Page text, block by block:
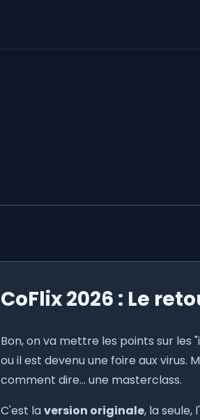
CoFlix 2026 : Le
Bon, on va mettre les points sur les
ou il est devenu une foire aux virus.
comment dire... une masterclass.
C'est laversion originale, la seule,